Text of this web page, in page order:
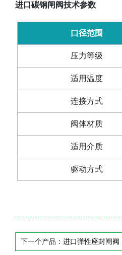
进口碳钢闸阀技术参数
口径范围
压力等级
适用温度
连接方式
阀体材质
适用介质
驱动方式
下一个产品： 进口弹性座封闸阀